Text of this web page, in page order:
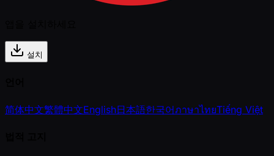
설치
简体中文繁體中文English日本語한국어ภาษาไทยTiếng Việt